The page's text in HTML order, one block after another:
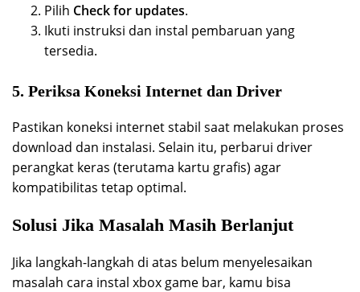
Pilih Check for updates.
Ikuti instruksi dan instal pembaruan yang
tersedia.
5. Periksa Koneksi Internet dan Driver
Pastikan koneksi internet stabil saat melakukan proses
download dan instalasi. Selain itu, perbarui driver
perangkat keras (terutama kartu grafis) agar
kompatibilitas tetap optimal.
Solusi Jika Masalah Masih Berlanjut
Jika langkah-langkah di atas belum menyelesaikan
masalah cara instal xbox game bar, kamu bisa